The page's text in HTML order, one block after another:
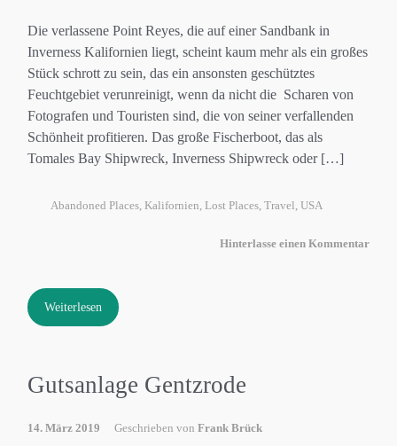
Die verlassene Point Reyes, die auf einer Sandbank in
Inverness Kalifornien liegt, scheint kaum mehr als ein großes
Stück schrott zu sein, das ein ansonsten geschütztes
Feuchtgebiet verunreinigt, wenn da nicht die Scharen von
Fotografen und Touristen sind, die von seiner verfallenden
Schönheit profitieren. Das große Fischerboot, das als
Tomales Bay Shipwreck, Inverness Shipwreck oder […]
Abandoned Places, Kalifornien, Lost Places, Travel, USA
Hinterlasse einen Kommentar
Weiterlesen
Gutsanlage Gentzrode
14. März 2019 Geschrieben von Frank Brück